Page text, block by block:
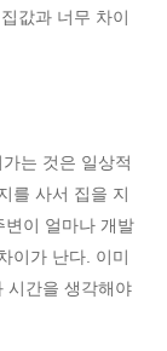
값과 너무 차이
는 것은 일상적
를 사서 집을 지
변이 얼마나 개발
이가 난다. 이미
시간을 생각해야